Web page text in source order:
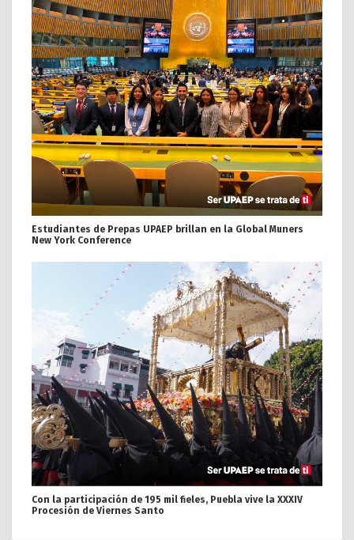
Estudiantes de Prepas UPAEP brillan en la Global Muners
New York Conference
Con la participación de 195 mil fieles, Puebla vive la XXXIV
Procesión de Viernes Santo